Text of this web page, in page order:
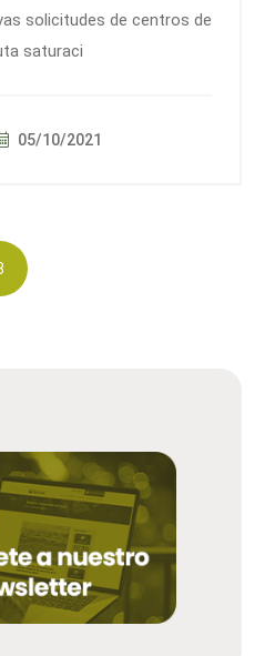
solicitudes de centros de
saturaci
05/10/2021